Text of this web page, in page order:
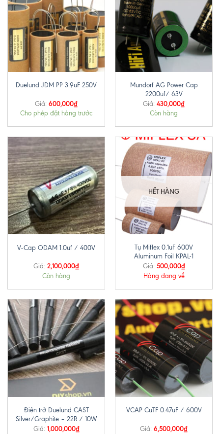
Duelund JDM PP 3.9uF 250V
Giá: 600,000₫
Cho phép đặt hàng trước
Mundorf AG Power Cap
2200uf/ 63V
Giá: 430,000₫
Còn hàng
V-Cap ODAM 1.0uf / 400V
Giá: 2,100,000₫
Còn hàng
HẾT HÀNG
Tụ Miflex 0.1uF 600V
Aluminum Foil KPAL-1
Giá: 500,000₫
Hàng đang về
Điện trở Duelund CAST
Silver/Graphite – 22R / 10W
Giá: 1,000,000₫
VCAP CuTF 0.47uF / 600V
Giá: 6,500,000₫